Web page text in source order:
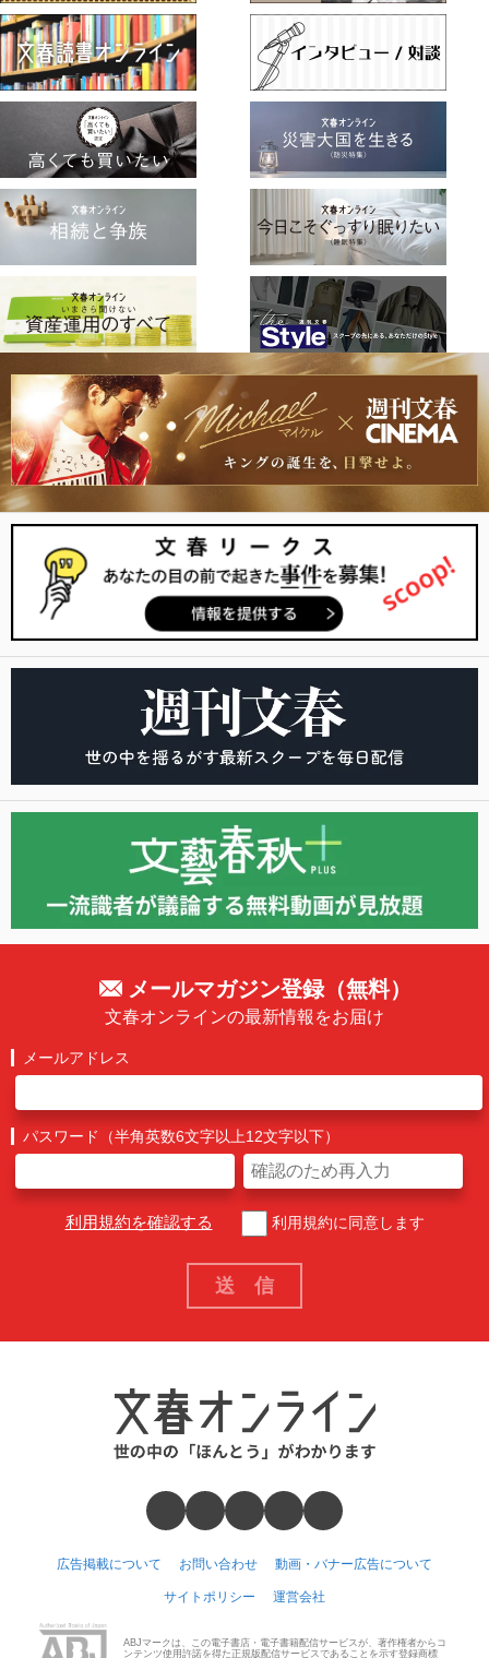
メールマガジン登録（無料）
文春オンラインの最新情報をお届け
メールアドレス
パスワード（半角英数6文字以上12文字以下）
利用規約を確認する 利用規約に同意します
広告掲載について お問い合わせ 動画・バナー広告について
サイトポリシー 運営会社
ABJマークは、この電子書店・電子書籍配信サービスが、著作権者からコ
ンテンツ使用許諾を得た正規版配信サービスであることを示す登録商標